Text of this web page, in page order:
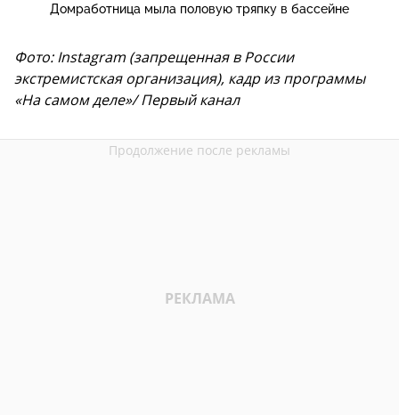
Домработница мыла половую тряпку в бассейне
Фото: Instagram (запрещенная в России
экстремистская организация), кадр из программы
«На самом деле»/ Первый канал